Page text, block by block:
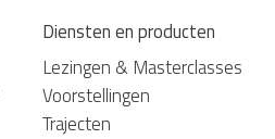
Diensten en producten
Lezingen & Masterclasses
Voorstellingen
Trajecten